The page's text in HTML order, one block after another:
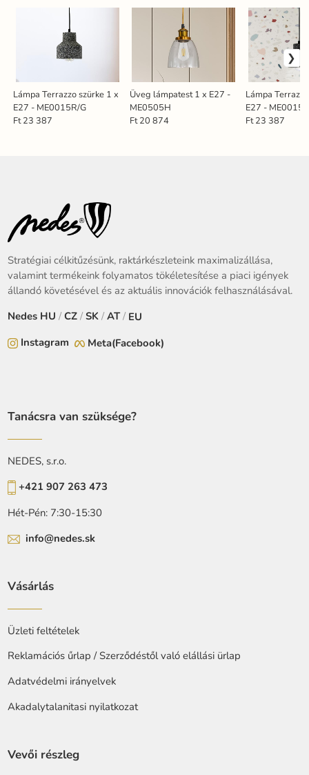
Lámpa Terrazzo szürke 1 x
E27 - ME0015R/G
Ft 23 387
Üveg lámpatest 1 x E27 -
ME0505H
Ft 20 874
Lámpa
E27 -
Ft 23 387
Stratégiai célkitűzésünk, raktárkészleteink maximalizállása,
valamint termékeink folyamatos tökéletesítése a piaci igények
állandó követésével és az aktuális innovációk felhasználásával.
Nedes HU /CZ /SK / AT/ EU
Instagram
Meta(Facebook)
Tanácsra van szüksége?
NEDES, s.r.o.
+421 907 263 473
Hét-Pén: 7:30-15:30
info@nedes.sk
Vásárlás
Üzleti feltételek
Reklamációs űrlap / Szerződéstől való elállási ürlap
Adatvédelmi irányelvek
Akadalytalanitasi nyilatkozat
Vevői részleg